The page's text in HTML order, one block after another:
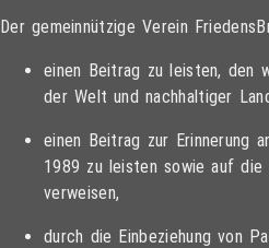
Der gemeinnützige Verein
einen Beitrag zu leisten, den
der Welt und nachhaltiger
einen Beitrag zur Erinnerung
1989 zu leisten sowie auf die
verweisen,
durch die Einbeziehung von